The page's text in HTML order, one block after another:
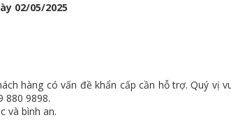
02/05/2025
hàng có vấn đề khẩn cấp cần hỗ trợ. Quý vị
880 9898.
và bình an.